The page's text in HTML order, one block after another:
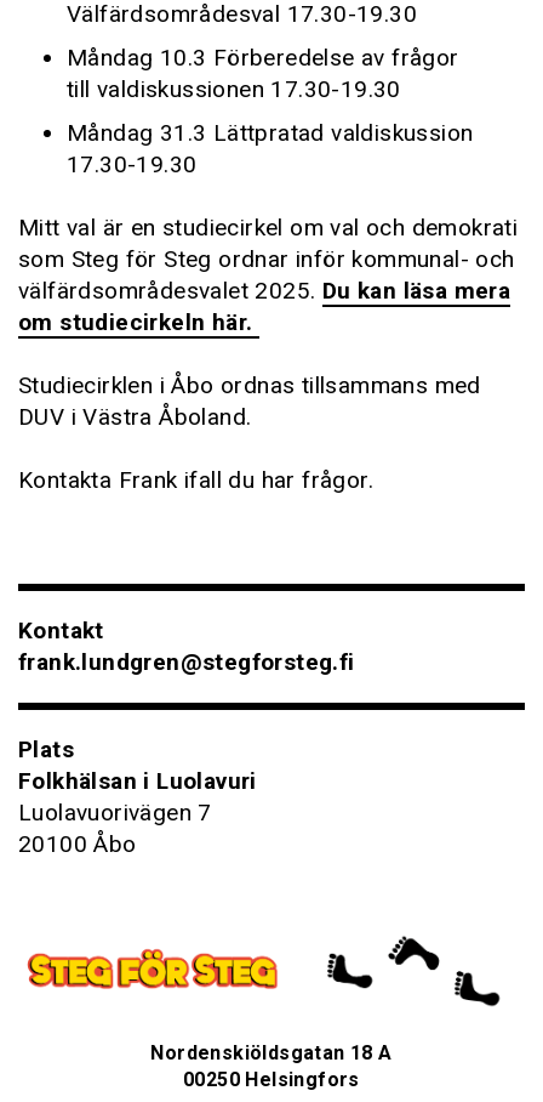
Välfärdsområdesval 17.30-19.30
Måndag 10.3 Förberedelse av frågor
till valdiskussionen 17.30-19.30
Måndag 31.3 Lättpratad valdiskussion
17.30-19.30
Mitt val är en studiecirkel om val och demokrati
som Steg för Steg ordnar inför kommunal- och
välfärdsområdesvalet 2025. Du kan läsa mera
om studiecirkeln här.
Studiecirklen i Åbo ordnas tillsammans med
DUV i Västra Åboland.
Kontakta Frank ifall du har frågor.
Kontakt
frank.lundgren@stegforsteg.fi
Plats
Folkhälsan i Luolavuri
Luolavuorivägen 7
20100 Åbo
Nordenskiöldsgatan 18 A
00250 Helsingfors